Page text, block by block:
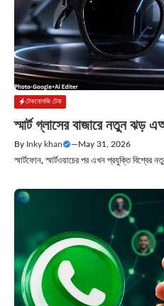
টেকনোলজি টেক
স্মার্ট গ্লাসের বাজারে নতুন ঝড়
By Inky khan —May 31, 2026
স্মার্টফোন, স্মার্টওয়াচের পর এখন প্রযুক্তি বিশ্বের